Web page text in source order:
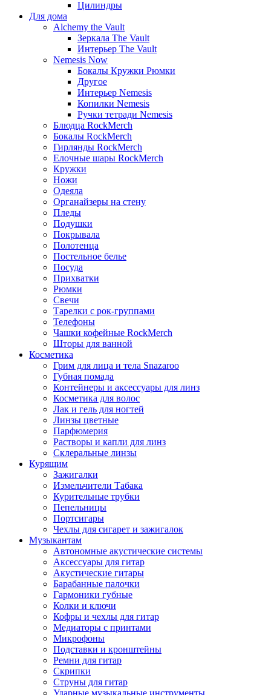
Цилиндры
Для дома
Alchemy the Vault
Зеркала The Vault
Интерьер The Vault
Nemesis Now
Бокалы Кружки Рюмки
Другое
Интерьер Nemesis
Копилки Nemesis
Ручки тетради Nemesis
Блюдца RockMerch
Бокалы RockMerch
Гирлянды RockMerch
Елочные шары RockMerch
Кружки
Ножи
Одеяла
Органайзеры на стену
Пледы
Подушки
Покрывала
Полотенца
Постельное белье
Посуда
Прихватки
Рюмки
Свечи
Тарелки с рок-группами
Телефоны
Чашки кофейные RockMerch
Шторы для ванной
Косметика
Грим для лица и тела Snazaroo
Губная помада
Контейнеры и аксессуары для линз
Косметика для волос
Лак и гель для ногтей
Линзы цветные
Парфюмерия
Растворы и капли для линз
Склеральные линзы
Курящим
Зажигалки
Измельчители Табака
Курительные трубки
Пепельницы
Портсигары
Чехлы для сигарет и зажигалок
Музыкантам
Автономные акустические системы
Аксессуары для гитар
Акустические гитары
Барабанные палочки
Гармоники губные
Колки и ключи
Кофры и чехлы для гитар
Медиаторы с принтами
Микрофоны
Подставки и кронштейны
Ремни для гитар
Скрипки
Струны для гитар
Ударные музыкальные инструменты